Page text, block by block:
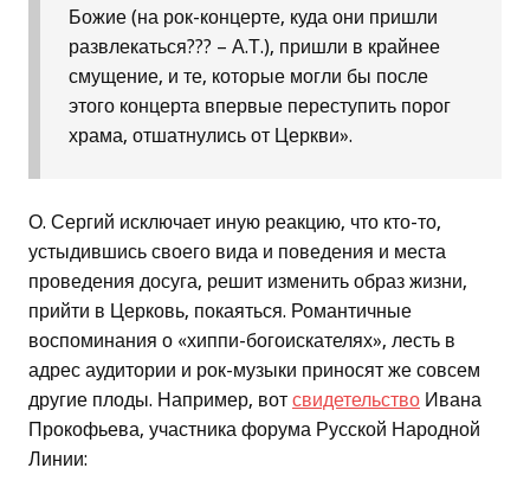
Божие (на рок-концерте, куда они пришли
развлекаться??? – А.Т.), пришли в крайнее
смущение, и те, которые могли бы после
этого концерта впервые переступить порог
храма, отшатнулись от Церкви».
О. Сергий исключает иную реакцию, что кто-то,
устыдившись своего вида и поведения и места
проведения досуга, решит изменить образ жизни,
прийти в Церковь, покаяться. Романтичные
воспоминания о «хиппи-богоискателях», лесть в
адрес аудитории и рок-музыки приносят же совсем
другие плоды. Например, вот свидетельство Ивана
Прокофьева, участника форума Русской Народной
Линии: